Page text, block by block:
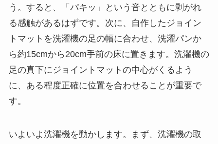
う。すると、「パキッ」という音とともに剥がれ
る感触があるはずです。次に、自作したジョイン
トマットを洗濯機の足の幅に合わせ、洗濯パンか
ら約15cmから20cm手前の床に置きます。洗濯機の
足の真下にジョイントマットの中心がくるよう
に、ある程度正確に位置を合わせることが重要で
す。
いよいよ洗濯機を動かします。まず、洗濯機の取